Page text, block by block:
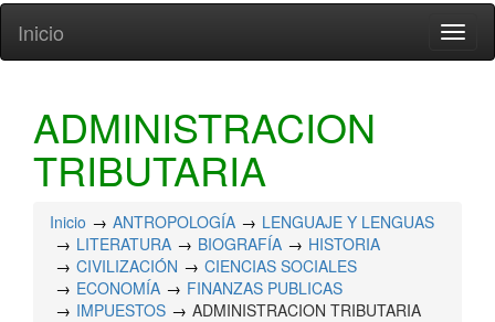
Inicio
ADMINISTRACION
TRIBUTARIA
Inicio ANTROPOLOGÍA
LENGUAJE Y LENGUAS
LITERATURA
BIOGRAFÍA
HISTORIA
CIVILIZACIÓN
CIENCIAS SOCIALES
ECONOMÍA
FINANZAS PUBLICAS
IMPUESTOS
ADMINISTRACION TRIBUTARIA